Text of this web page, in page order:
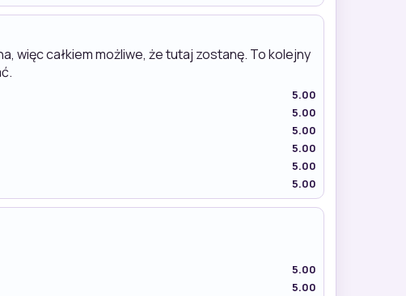
więc całkiem możliwe, że tutaj zostanę. To kolejny
5.00
5.00
5.00
5.00
5.00
5.00
5.00
5.00